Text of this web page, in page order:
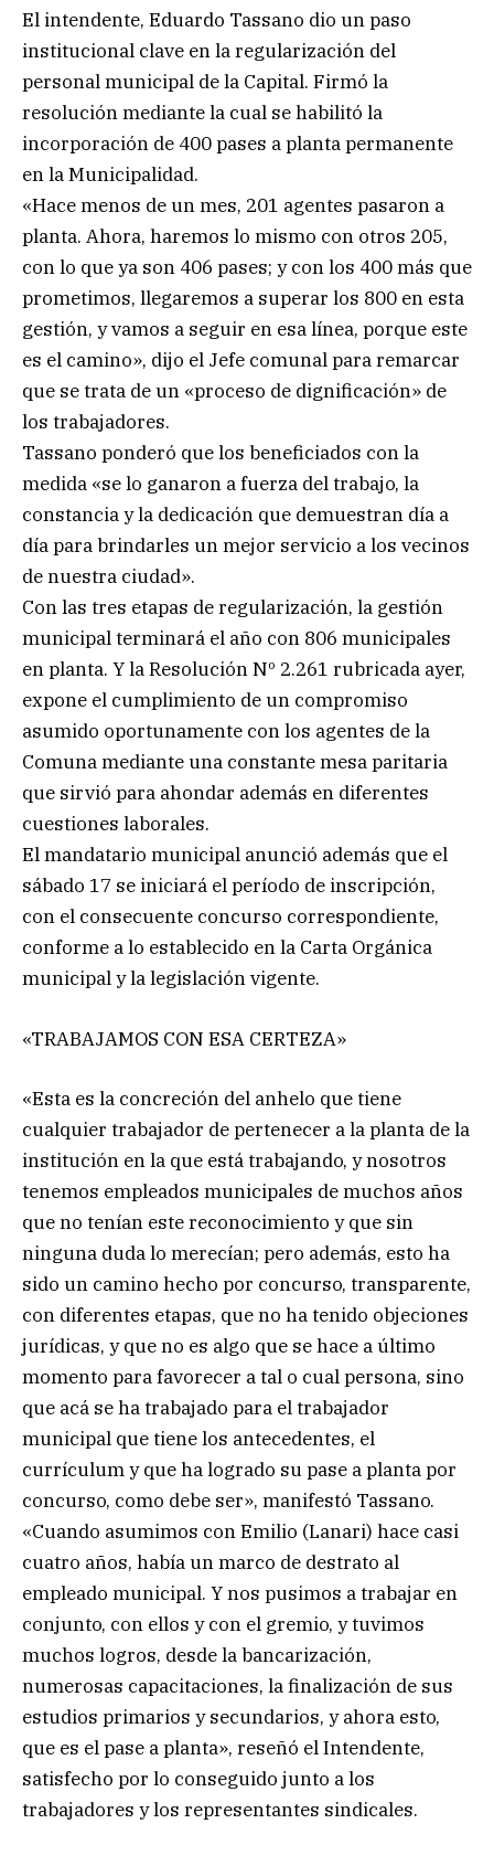
El intendente, Eduardo Tassano dio un paso
institucional clave en la regularización del
personal municipal de la Capital. Firmó la
resolución mediante la cual se habilitó la
incorporación de 400 pases a planta permanente
en la Municipalidad.
«Hace menos de un mes, 201 agentes pasaron a
planta. Ahora, haremos lo mismo con otros 205,
con lo que ya son 406 pases; y con los 400 más que
prometimos, llegaremos a superar los 800 en esta
gestión, y vamos a seguir en esa línea, porque este
es el camino», dijo el Jefe comunal para remarcar
que se trata de un «proceso de dignificación» de
los trabajadores.
Tassano ponderó que los beneficiados con la
medida «se lo ganaron a fuerza del trabajo, la
constancia y la dedicación que demuestran día a
día para brindarles un mejor servicio a los vecinos
de nuestra ciudad».
Con las tres etapas de regularización, la gestión
municipal terminará el año con 806 municipales
en planta. Y la Resolución Nº 2.261 rubricada ayer,
expone el cumplimiento de un compromiso
asumido oportunamente con los agentes de la
Comuna mediante una constante mesa paritaria
que sirvió para ahondar además en diferentes
cuestiones laborales.
El mandatario municipal anunció además que el
sábado 17 se iniciará el período de inscripción,
con el consecuente concurso correspondiente,
conforme a lo establecido en la Carta Orgánica
municipal y la legislación vigente.
«TRABAJAMOS CON ESA CERTEZA»
«Esta es la concreción del anhelo que tiene
cualquier trabajador de pertenecer a la planta de la
institución en la que está trabajando, y nosotros
tenemos empleados municipales de muchos años
que no tenían este reconocimiento y que sin
ninguna duda lo merecían; pero además, esto ha
sido un camino hecho por concurso, transparente,
con diferentes etapas, que no ha tenido objeciones
jurídicas, y que no es algo que se hace a último
momento para favorecer a tal o cual persona, sino
que acá se ha trabajado para el trabajador
municipal que tiene los antecedentes, el
currículum y que ha logrado su pase a planta por
concurso, como debe ser», manifestó Tassano.
«Cuando asumimos con Emilio (Lanari) hace casi
cuatro años, había un marco de destrato al
empleado municipal. Y nos pusimos a trabajar en
conjunto, con ellos y con el gremio, y tuvimos
muchos logros, desde la bancarización,
numerosas capacitaciones, la finalización de sus
estudios primarios y secundarios, y ahora esto,
que es el pase a planta», reseñó el Intendente,
satisfecho por lo conseguido junto a los
trabajadores y los representantes sindicales.